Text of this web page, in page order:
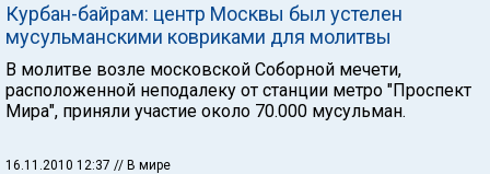
Курбан-байрам: центр Москвы был устелен
мусульманскими ковриками для молитвы
В молитве возле московской Соборной мечети,
расположенной неподалеку от станции метро "Проспект
Мира", приняли участие около 70.000 мусульман.
16.11.2010 12:37 // В мире